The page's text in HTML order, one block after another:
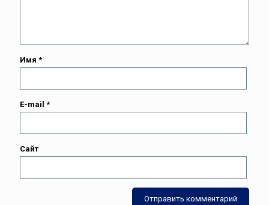
Имя *
E-mail *
Сайт